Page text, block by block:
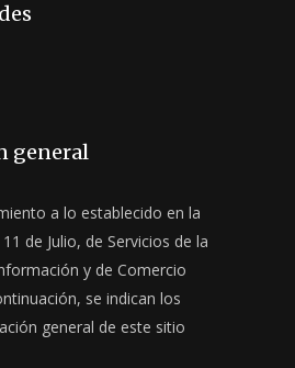
general
a lo establecido en la
de Julio, de Servicios de la
y de Comercio
se indican los
general de este sitio